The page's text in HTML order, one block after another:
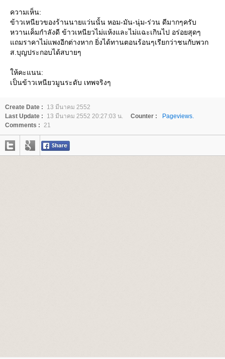
ความเห็น:
ข้าวเหนียวของร้านนายแว่นนั้น หอม-มัน-นุ่ม-ร่วน ดีมากๆครับ
หวานเค็มกำลังดี ข้าวเหนียวไม่แห้งและไม่แฉะเกินไป อร่อยสุดๆ
ถมราคาไม่แพงอีกต่างหาก ยิ่งได้ทานตอนร้อนๆเรียกว่าชนกับพวก
ส.บุญประกอบได้สบายๆ
ห้คะแนน:
เป็นข้าวเหนียวมูนระดับ เทพจริงๆ
Create Date :
13 มีนาคม 2552
Last Update :
13 มีนาคม 2552 20:27:03 น. Counter :
Pageviews.
Comments : 21